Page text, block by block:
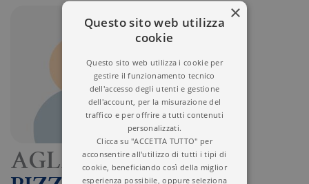
AGLAE
×
Questo sito web utilizza
cookie
Questo sito web utilizza i cookie per
gestire il funzionamento tecnico
dell'accesso degli utenti e gestione
dell'account, per la misurazione del
traffico e per offrire a tutti contenuti
personalizzati.
Clicca su "ACCETTA TUTTO" per
acconsentire all'utilizzo di tutti i tipi di
cookie, beneficiando così della miglior
esperienza possibile, oppure seleziona